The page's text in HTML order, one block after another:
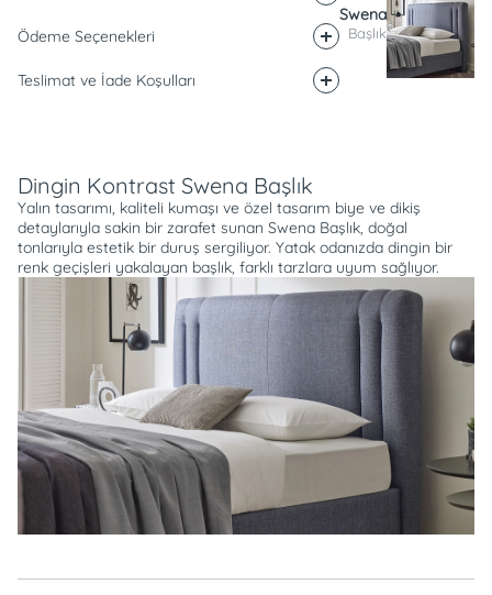
Ödeme Seçenekleri
Teslimat ve İade Koşulları
Swena
Başlık
Dingin Kontrast Swena Başlık
Yalın tasarımı, kaliteli kumaşı ve özel tasarım biye ve dikiş
detaylarıyla sakin bir zarafet sunan Swena Başlık, doğal
tonlarıyla estetik bir duruş sergiliyor. Yatak odanızda dingin bir
renk geçişleri yakalayan başlık, farklı tarzlara uyum sağlıyor.